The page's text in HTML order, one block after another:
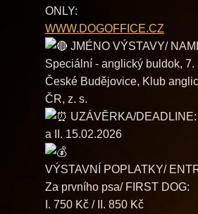
ONLY:
WWW.DOGOFFICE.CZ
JMÉNO VÝSTAVY/
Speciální - anglický buldok, 7.
České Budějovice, Klub
ČR, z. s.
UZÁVĚRKA/
a II. 15.02.2026
VÝSTAVNÍ POPLATKY/
Za prvního psa/ FIRST DOG:
I. 750 Kč / II. 850 Kč